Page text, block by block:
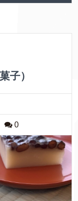
子）
0